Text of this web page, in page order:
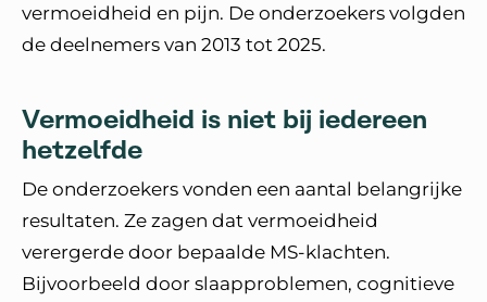
vermoeidheid en pijn. De onderzoekers volgden
de deelnemers van 2013 tot 2025.
Vermoeidheid is niet bij iedereen
hetzelfde
De onderzoekers vonden een aantal belangrijke
resultaten. Ze zagen dat vermoeidheid
verergerde door bepaalde MS-klachten.
Bijvoorbeeld door slaapproblemen, cognitieve